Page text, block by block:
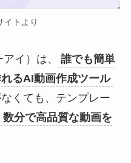
イトより
イ）は、
誰でも簡単
るAI動画作成ツール
くても、テンプレー
数分で高品質な動画を